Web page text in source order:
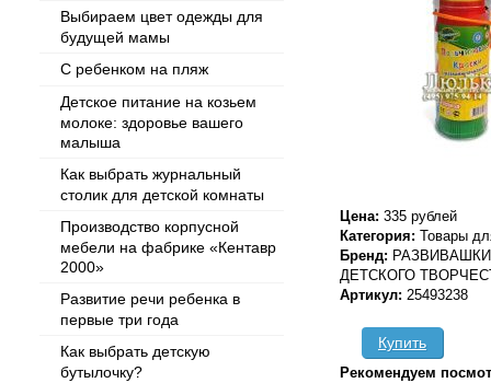
Выбираем цвет одежды для
будущей мамы
С ребенком на пляж
Детское питание на козьем
молоке: здоровье вашего
малыша
Как выбрать журнальный
столик для детской комнаты
Производство корпусной
мебели на фабрике «Кентавр
2000»
Развитие речи ребенка в
первые три года
Как выбрать детскую
бутылочку?
Цена: 335 рублей
Категория: Товары
Бренд:
ДЕТСКОГО
Артикул: 25493238
Купить
Рекомендуем